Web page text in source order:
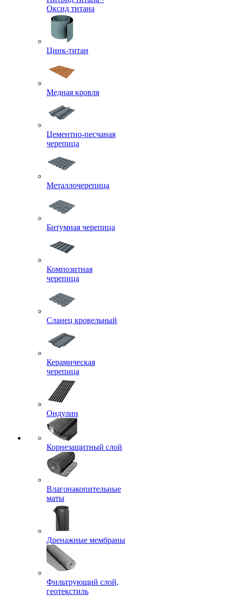
Оксид титана
Цинк-титан
Медная кровля
Цементно-песчаная
черепица
Металлочерепица
Битумная черепица
Композитная
черепица
Сланец кровельный
Керамическая
черепица
Ондулин
Корнезащитный слой
Влагонакопительные
маты
Дренажные мембраны
Фильтрующий слой,
геотекстиль